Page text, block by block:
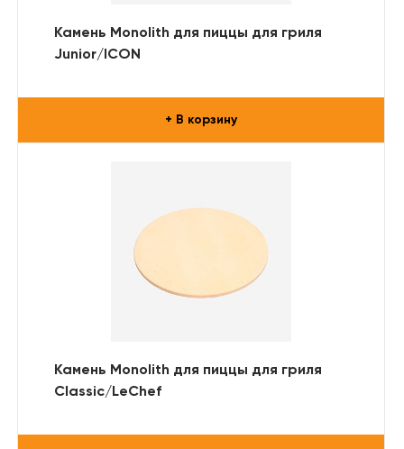
Камень Monolith для пиццы для гриля
Junior/ICON
+ В корзину
Камень Monolith для пиццы для гриля
Classic/LeChef